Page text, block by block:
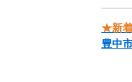
★新
豊中